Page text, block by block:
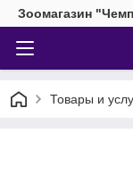
Зоомагазин
Товары и